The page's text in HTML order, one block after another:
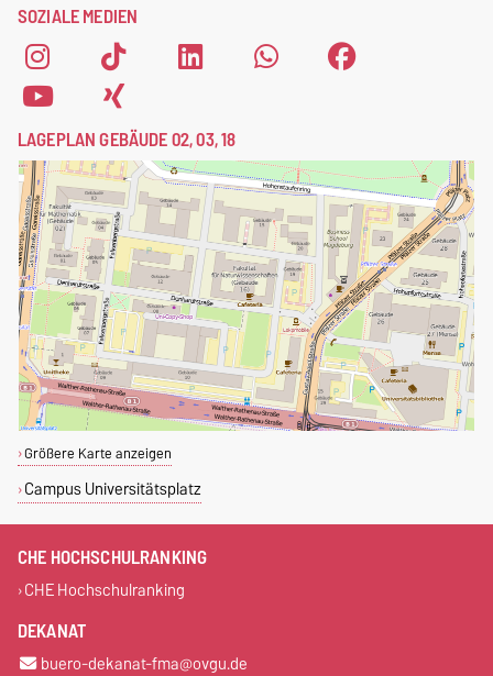
SOZIALE MEDIEN
LAGEPLAN GEBÄUDE 02, 03, 18
Größere Karte anzeigen
Campus Universitätsplatz
CHE HOCHSCHULRANKING
CHE Hochschulranking
DEKANAT
buero-dekanat-fma@ovgu.de